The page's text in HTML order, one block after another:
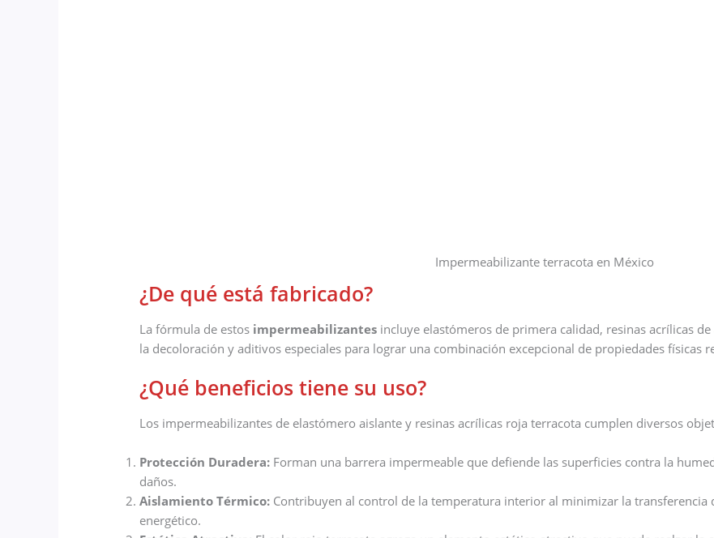
Impermeabilizante terracota en México
¿De qué está fabricado?
La fórmula de estos impermeabilizantes incluye elastómeros de primera calidad, resinas acrílicas
la decoloración y aditivos especiales para lograr una combinación excepcional de propiedades físicas
¿Qué beneficios tiene su uso?
Los impermeabilizantes de elastómero aislante y resinas acrílicas roja terracota cumplen diversos
Protección Duradera: Forman una barrera impermeable que defiende las superficies contra la
daños.
Aislamiento Térmico: Contribuyen al control de la temperatura interior al minimizar la transferencia
energético.